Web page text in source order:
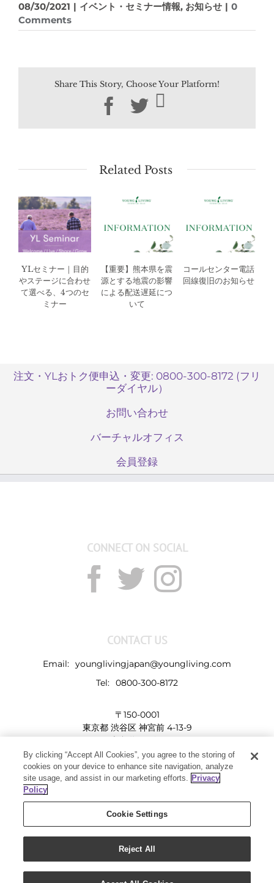
08/30/2021 | イベント・セミナー情報, お知らせ | 0
Comments
Share This Story, Choose Your Platform!
Facebook
Twitter
Related Posts
YLセミナー｜目的
やステージに合わせ
て選べる、4つのセ
ミナー
【重要】熊本県を震
源とする地震の影響
による配送遅延につ
いて
コールセンター電話
回線復旧のお知らせ
注文・YLおトク便申込・変更: 0800-300-8172 (フリ
ーダイヤル）
お問い合わせ
バーチャルオフィス
会員登録
CONNECT ON SOCIAL
CONTACT US
Email: younglivingjapan@youngliving.com
Tel: 0800-300-8172
〒150-0001
東京都 渋谷区 神宮前 4-13-9
表参道LHビル
Copyright 2019 - Young Living Essential Oils | All Rights Reserved
By clicking “Accept All Cookies”, you agree to the storing of
cookies on your device to enhance site navigation, analyze
site usage, and assist in our marketing efforts. Privacy
Policy
Cookie Settings
Reject All